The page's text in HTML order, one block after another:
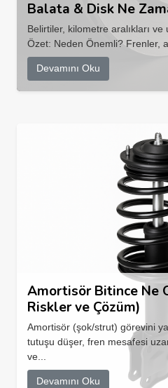
Balata & Disk Ne
Belirtiler, kilometre aralıkları ve
Özet: Neden Önemli? Frenler,
Devamını Oku
Amortisör Bitince Ne
Riskler ve Çözüm)
Amortisör (şok/strut) görevini
tutuşu düşer, fren mesafesi
ve...
Devamını Oku